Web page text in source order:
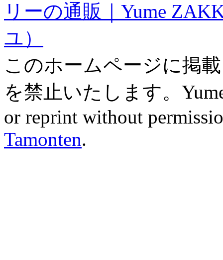
リーの通販｜Yume
ユ）
このホームページに掲
を禁止いたします。
or reprint without
Tamonten.